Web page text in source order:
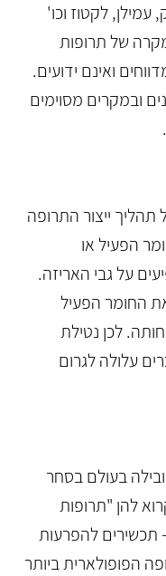
לקטוז וכו'
של תרופות
ואינם ידועים.
ובמקרים מסוימים
תהליך ייצור התרופה
הפעיל או
על גבי האריזה.
החומר הפעיל
לכן נטילת
עלולה לגרום
בעולם בסחר
להן "תרופות
תכשירים להפרעות
הפופולארית ביותר